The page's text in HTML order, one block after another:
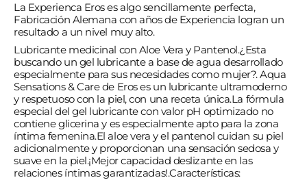
LUBRICANTE
MEDICINAL
BASE
AGUA
PARA
MUJER
30
M
LUBRICANTE
MEDICINAL
BASE
AGUA
PARA
MUJER
30
M
La Experienca Eros es algo sencillamente perfecta,
Fabricación Alemana con años de Experiencia logran un
resultado a un nivel muy alto.
Lubricante medicinal con Aloe Vera y Pantenol.¿Esta
buscando un gel lubricante a base de agua desarrollado
especialmente para sus necesidades como mujer?. Aqua
Sensations & Care de Eros es un lubricante ultramoderno
y respetuoso con la piel, con una receta única.La fórmula
especial del gel lubricante con valor pH optimizado no
contiene glicerina y es especialmente apto para la zona
íntima femenina.El aloe vera y el pantenol cuidan su piel
adicionalmente y proporcionan una sensación sedosa y
suave en la piel.¡Mejor capacidad deslizante en las
relaciones íntimas garantizadas!.Características: